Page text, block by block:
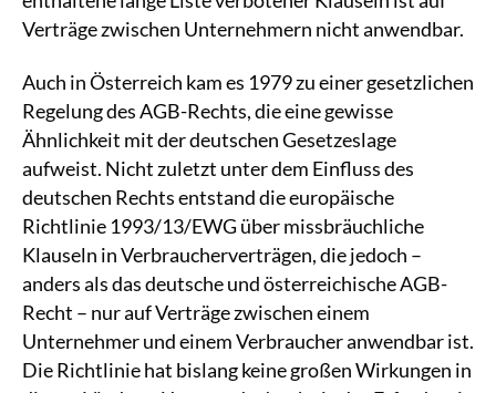
Verträge zwischen Unternehmern nicht anwendbar.
Auch in Österreich kam es 1979 zu einer gesetzlichen
Regelung des AGB-Rechts, die eine gewisse
Ähnlichkeit mit der deutschen Gesetzeslage
aufweist. Nicht zuletzt unter dem Einfluss des
deutschen Rechts entstand die europäische
Richtlinie 1993/13/EWG über missbräuchliche
Klauseln in Verbraucherverträgen, die jedoch –
anders als das deutsche und österreichische AGB-
Recht – nur auf Verträge zwischen einem
Unternehmer und einem Verbraucher anwendbar ist.
Die Richtlinie hat bislang keine großen Wirkungen in